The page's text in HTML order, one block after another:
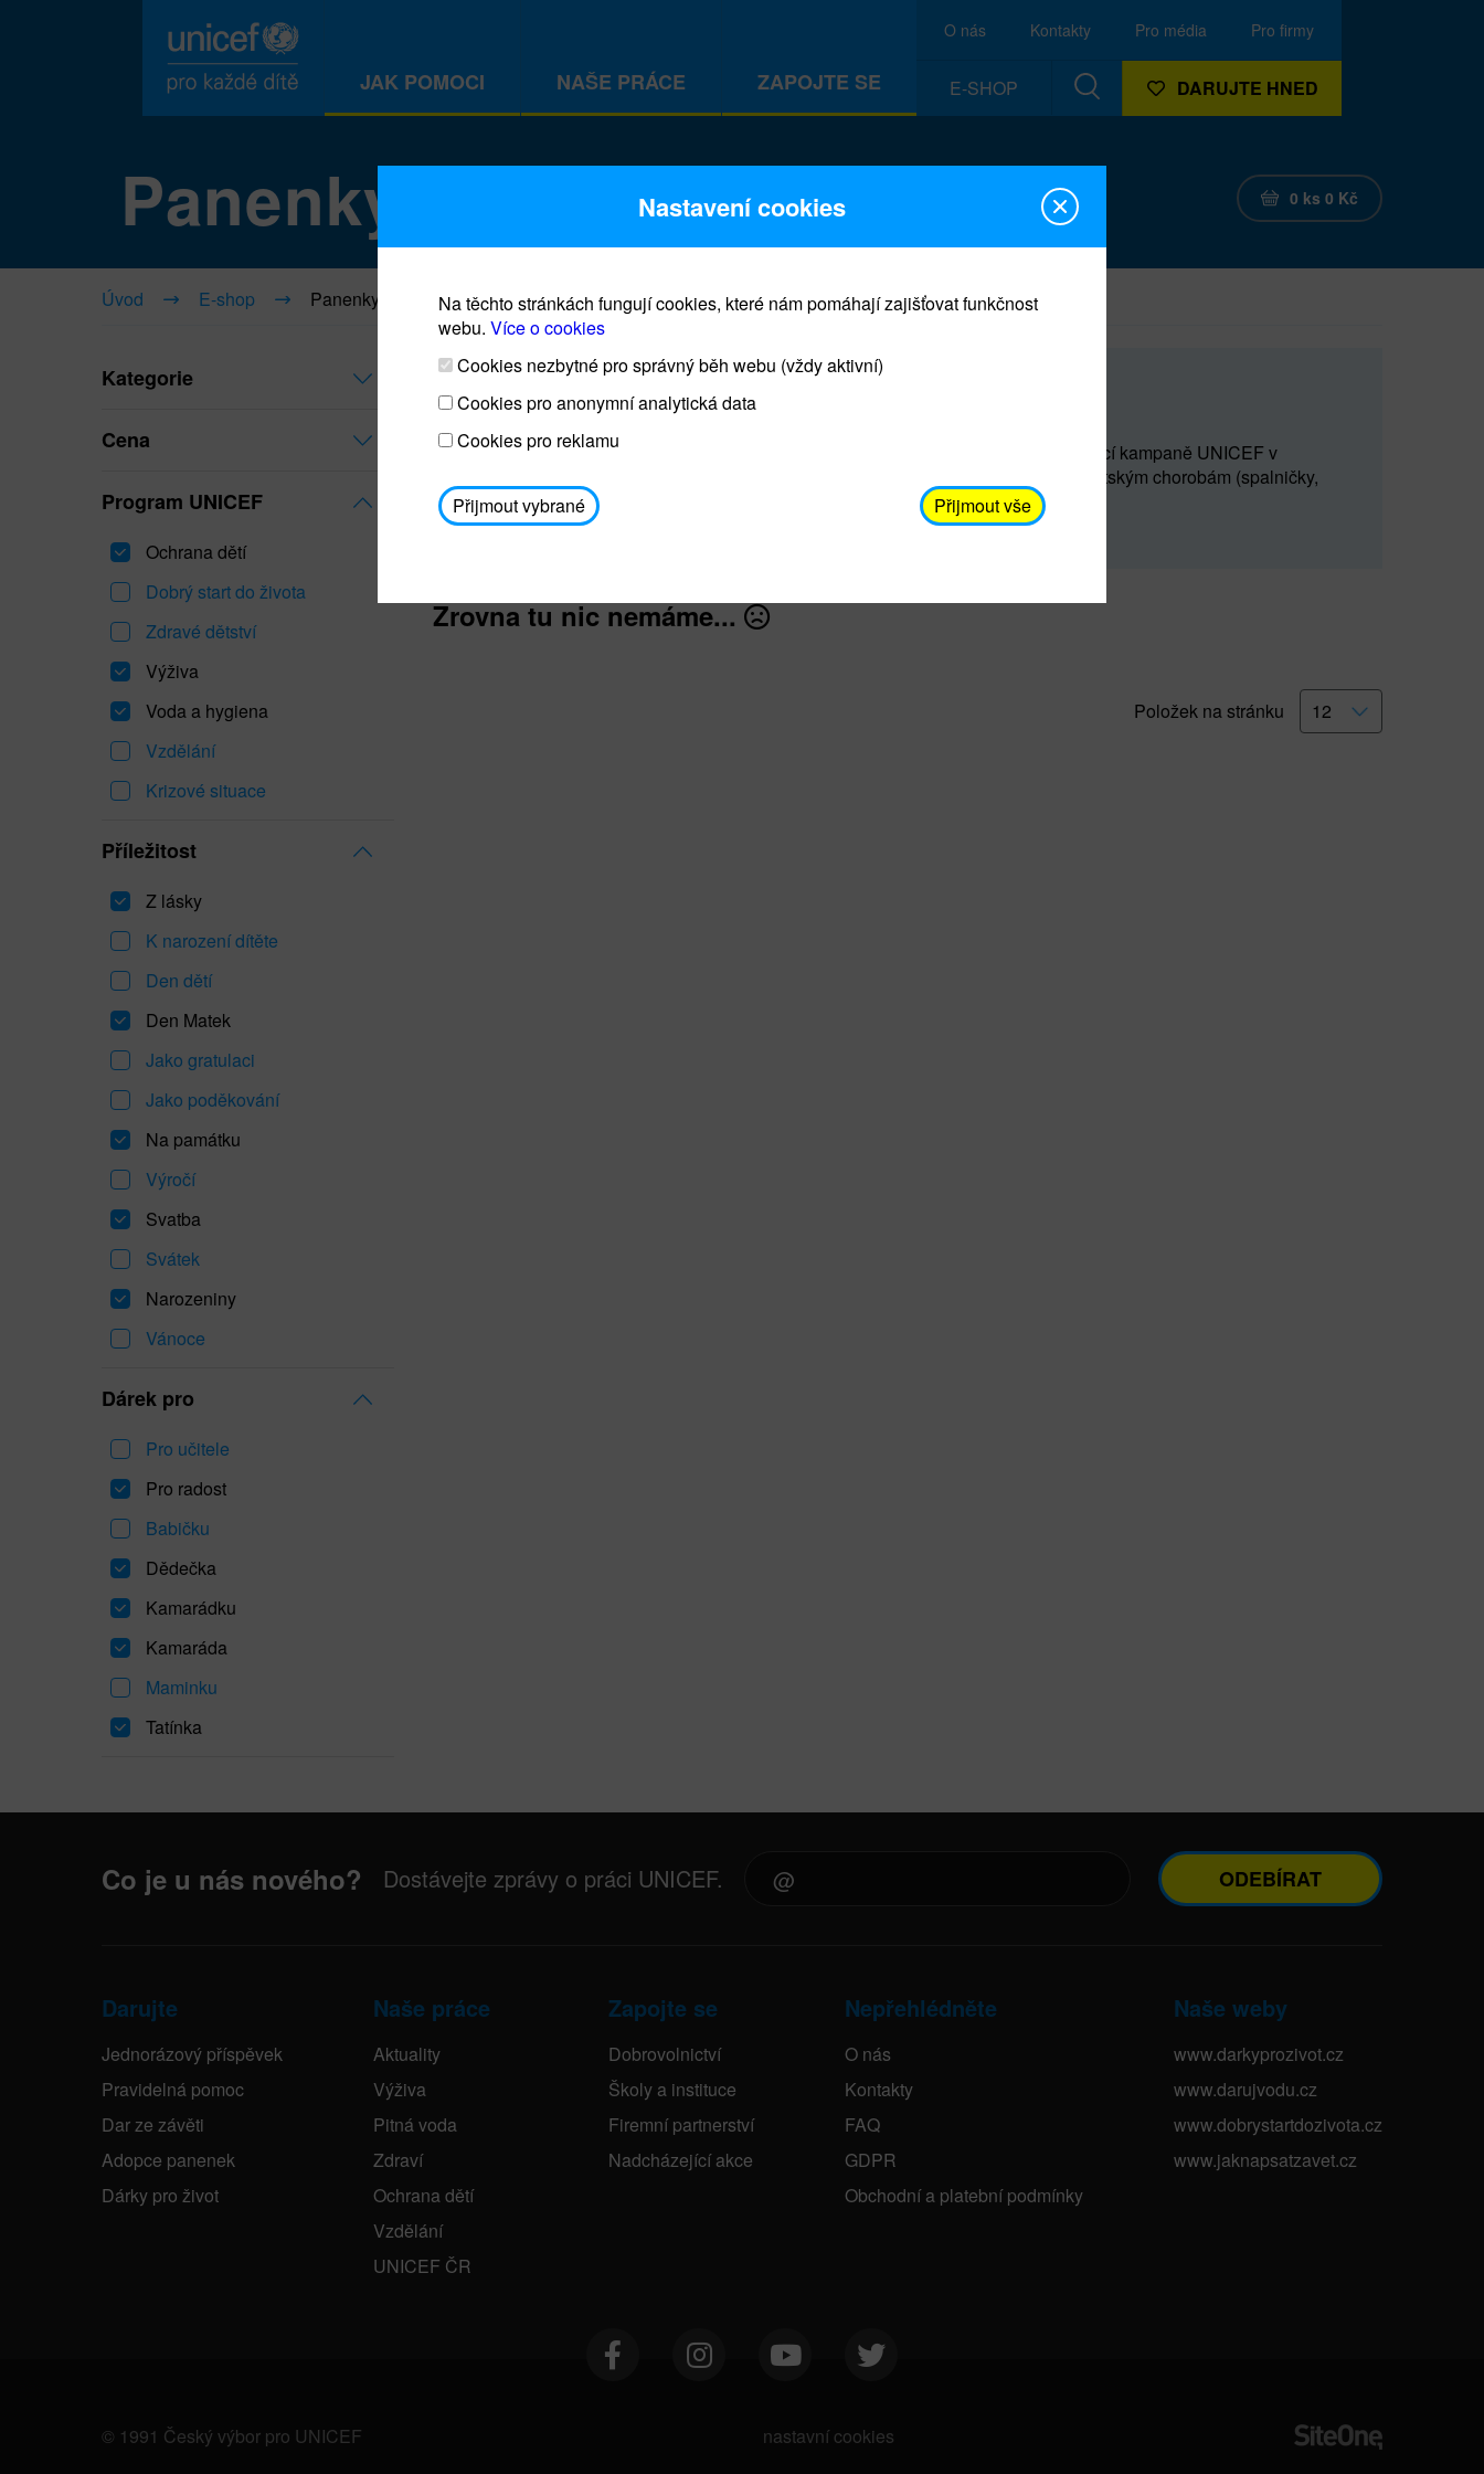
JAK POMOCI NAŠE PRÁCE ZAPOJTE SE
O nás Kontakty Pro média Pro firmy
E-SHOP DARUJTE HNED
Panenky 0 ks 0 Kč
Úvod E-shop Panenky
Kategorie
Cena
Program UNICEF
Ochrana dětí
Dobrý start do života
Zdravé dětství
Výživa
Voda a hygiena
Vzdělání
Krizové situace
Příležitost
Z lásky
K narození dítěte
Den dětí
Den Matek
Jako gratulaci
Jako poděkování
Na památku
Výročí
Svatba
Svátek
Narozeniny
Vánoce
Dárek pro
Pro učitele
Pro radost
Babičku
Dědečka
Kamarádku
Kamaráda
Maminku
Tatínka
Adoptuj panenku a zachráníš dítě
Každá panenka představuje jedno dítě, které bude v rámci očkovací kampaně UNICEF v
rozvojových zemích proočkováno proti šesti hlavním smrtelným dětským chorobám (spalničky,
záškrt, černý kašel, tetanus, tuberkulóza, dětská obrna).Číst dále
Zrovna tu nic nemáme...
Položek na stránku
Co je u nás nového? Dostávejte zprávy o práci UNICEF. ODEBÍRAT
Darujte
Jednorázový příspěvek
Pravidelná pomoc
Dar ze závěti
Adopce panenek
Dárky pro život
Naše práce
Aktuality
Výživa
Pitná voda
Zdraví
Ochrana dětí
Vzdělání
UNICEF ČR
Zapojte se
Dobrovolnictví
Školy a instituce
Firemní partnerství
Nadcházející akce
Nepřehlédněte
O nás
Kontakty
FAQ
GDPR
Obchodní a platební podmínky
Naše weby
www.darkyprozivot.cz
www.darujvodu.cz
www.dobrystartdozivota.cz
www.jaknapsatzavet.cz
© 1991 Český výbor pro UNICEF nastavní cookies
Nastavení cookies
Na těchto stránkách fungují cookies, které nám pomáhají zajišťovat funkčnost
webu. Více o cookies
Cookies nezbytné pro správný běh webu (vždy aktivní)
Cookies pro anonymní analytická data
Cookies pro reklamu
Přijmout vybrané Přijmout vše